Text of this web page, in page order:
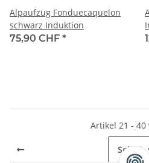
Alpaufzug Fonduecaquelon
schwarz Induktion
75,90 CHF *
Artikel 21 - 40
Seite2